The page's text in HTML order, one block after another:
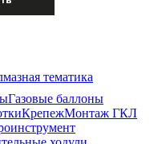
тематика
Газовые баллоны
КрепежМонтаж ГКЛ